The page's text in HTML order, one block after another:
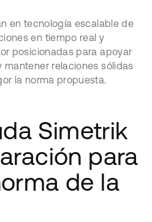
en tecnología escalable de
en tiempo real y
posicionadas para apoyar
mantener relaciones sólidas
la norma propuesta.
Simetrik
para
de la